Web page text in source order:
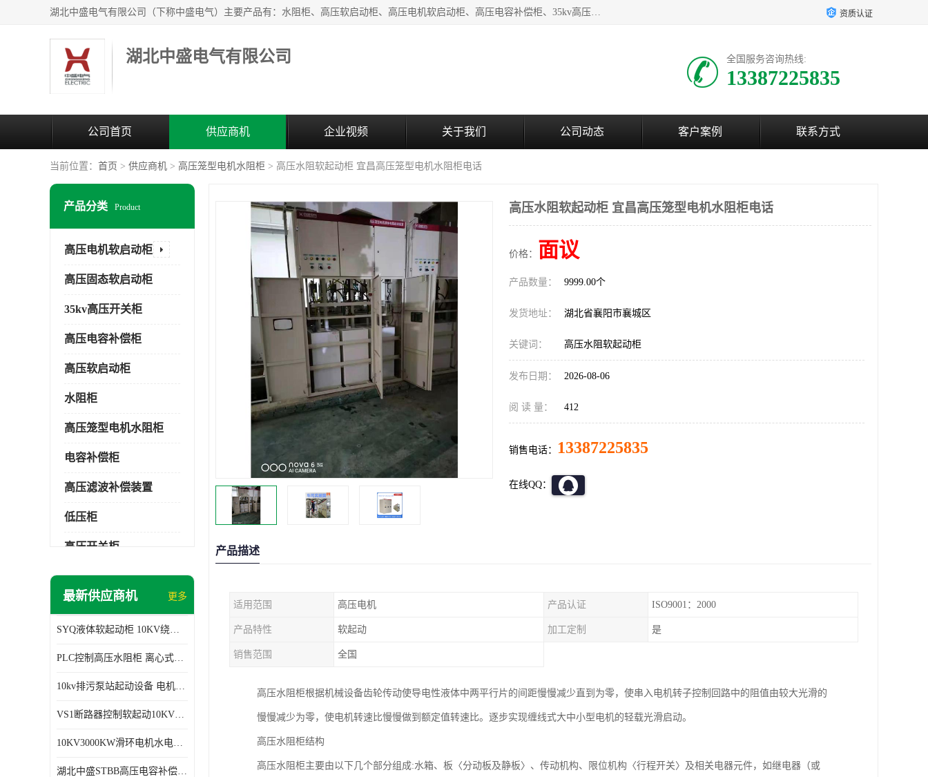
湖北中盛电气有限公司（下称中盛电气）主要产品有：水阻柜、高压软启动柜、高压电机软启动柜、高压电容补偿柜、35kv高压开关柜、高压固态软启动柜等;致力于工业电气控制、电力电子、工业用机器人及自动化产线等产品的研发、制造和应用，是集研发、生产、销售和技术服务于一体的高新技术企业。 资质认证
湖北中盛电气有限公司 全国服务咨询热线:
13387225835
公司首页 供应商机 企业视频 关于我们 公司动态 客户案例 联系方式
当前位置： 首页 > 供应商机 > 高压笼型电机水阻柜 > 高压水阻软起动柜 宜昌高压笼型电机水阻柜电话
产品分类 Product
高压电机软启动柜
高压固态软启动柜
35kv高压开关柜
高压电容补偿柜
高压软启动柜
水阻柜
高压笼型电机水阻柜
电容补偿柜
高压滤波补偿装置
低压柜
高压开关柜
低压补偿柜
磁控软起动装置
SGYQ高压笼型电机液体电阻起动装置
最新供应商机 更多
SYQ液体软起动柜 10KV绕线电机水阻柜需知
PLC控制高压水阻柜 离心式空气压缩机机组成套软启动柜
10kv排污泵站起动设备​ 电机智能软启动柜的特点​
VS1断路器控制软起动10KV一体化高压软工作原理
10KV3000KW滑环电机水电阻软起动控制柜
湖北中盛STBB高压电容补偿柜 10kV高压真空接触器自动分组投切电容补偿柜
高压水阻软起动柜 宜昌高压笼型电机水阻柜电话
价格： 面议
产品数量： 9999.00个
发货地址： 湖北省襄阳市襄城区
关键词： 高压水阻软起动柜
发布日期： 2026-08-06
阅 读 量： 412
销售电话： 13387225835
在线QQ：
产品描述
适用范围 高压电机 产品认证 ISO9001：2000
产品特性 软起动 加工定制 是
销售范围 全国
高压水阻柜根据机械设备齿轮传动使导电性液体中两平行片的间距慢慢减少直到为零，使串入电机转子控制回路中的阻值由较大光滑的
慢慢减少为零，使电机转速比慢慢做到额定值转速比。逐步实现缠线式大中小型电机的轻载光滑启动。
高压水阻柜结构
高压水阻柜主要由以下几个部分组成:水箱、板〈分动板及静板〉、传动机构、限位机构〈行程开关〉及相关电器元件，如继电器（或